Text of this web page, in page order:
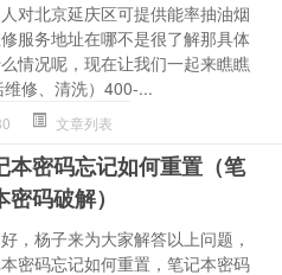
对北京延庆区可提供能率抽油烟
服务地址在哪不是很了解那具体
情况呢，现在让我们一起来瞧瞧
修、清洗）400-...
文章列表
本密码忘记如何重置（笔
密码破解）
，杨子来为大家解答以上问题，
密码忘记如何重置，笔记本密码